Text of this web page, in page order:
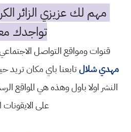
مهم لك عزيزي الزائر
تواجدك
قنوات ومواقع التواصل
مهدي شلالتابعنا باي مكان تريد
النشر اولا باول وهذه هي المواقع
على الايقونات